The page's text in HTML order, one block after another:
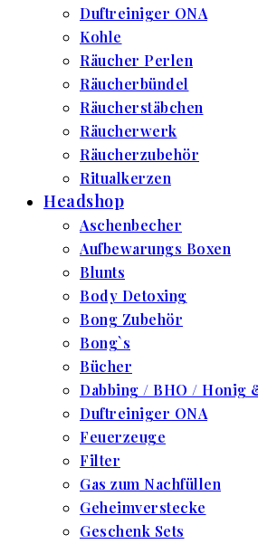
Duftreiniger ONA
Kohle
Räucher Perlen
Räucherbündel
Räucherstäbchen
Räucherwerk
Räucherzubehör
Ritualkerzen
Headshop
Aschenbecher
Aufbewarungs Boxen
Blunts
Body Detoxing
Bong Zubehör
Bong`s
Bücher
Dabbing / BHO / Honig
Duftreiniger ONA
Feuerzeuge
Filter
Gas zum Nachfüllen
Geheimverstecke
Geschenk Sets